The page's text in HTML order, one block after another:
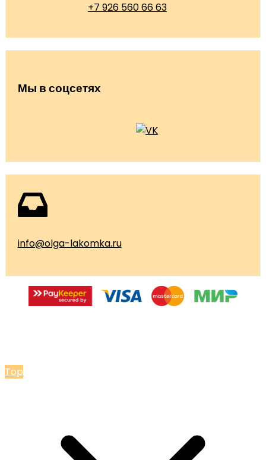
+7 926 560 66 63
Мы в соцсетях
info@olga-lakomka.ru
Top